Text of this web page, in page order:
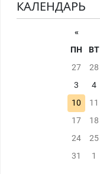
КАЛЕНДАРЬ
«
ПН
ВТ
27
28
3
4
10
11
17
18
24
25
31
1